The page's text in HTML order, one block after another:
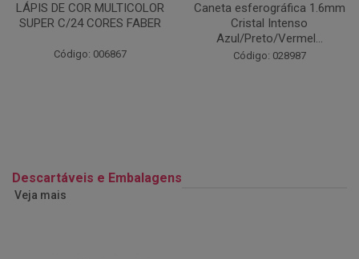
Caneta esferográfica 1.6mm
Cristal Intenso
Código: 028987
COLA EM BASTÃO 40G - LEO
& LEO
Código: 028164
Descartáveis e Embalagens
Veja mais